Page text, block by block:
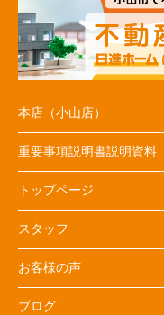
本店（小山店）
重要事項説明書説明資料
トップページ
スタッフ
お客様の声
ブログ